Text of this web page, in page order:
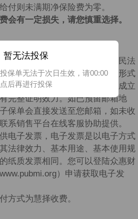
付则未满期净保险费为零。
会有一定损失，请您慎重选择。
保单。根据《中华人民共和国民法
定，数据电文是合同书面表现形式
子保单作为双方保险合同关系成立
完整证明效力。如已预留邮箱地
保单会直接发送至您邮箱，如未收
系销售平台在线客服协助提供。
电子发票，电子发票是以电子方式
法律效力、基本用途、基本使用规
纸质发票相同。您可以登陆众惠财
）申请获取电子发
方式为慧择收费。
暂无法投保
保单无法于次日生效，请00:00
点后再进行投保